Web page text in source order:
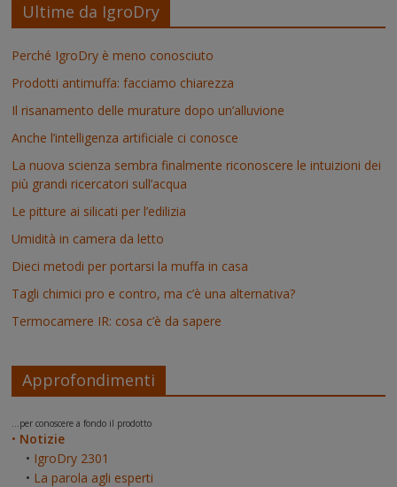
Ultime da IgroDry
Perché IgroDry è meno conosciuto
Prodotti antimuffa: facciamo chiarezza
Il risanamento delle murature dopo un’alluvione
Anche l’intelligenza artificiale ci conosce
La nuova scienza sembra finalmente riconoscere le intuizioni dei
più grandi ricercatori sull’acqua
Le pitture ai silicati per l’edilizia
Umidità in camera da letto
Dieci metodi per portarsi la muffa in casa
Tagli chimici pro e contro, ma c’è una alternativa?
Termocamere IR: cosa c’è da sapere
Approfondimenti
...per conoscere a fondo il prodotto
• Notizie
• IgroDry 2301
• La parola agli esperti